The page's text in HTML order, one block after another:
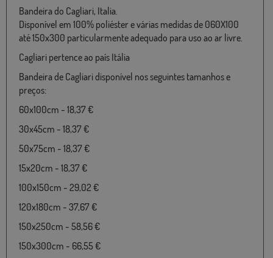
Bandeira do Cagliari, Italia.
Disponível em 100% poliéster e várias medidas de 060X100
até 150x300 particularmente adequado para uso ao ar livre.
Cagliari pertence ao país Itália
Bandeira de Cagliari disponível nos seguintes tamanhos e
preços:
60x100cm - 18,37 €
30x45cm - 18,37 €
50x75cm - 18,37 €
15x20cm - 18,37 €
100x150cm - 29,02 €
120x180cm - 37,67 €
150x250cm - 58,56 €
150x300cm - 66,55 €